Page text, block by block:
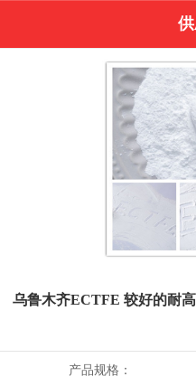
乌鲁木齐ECTFE 较好的耐
产品规格：